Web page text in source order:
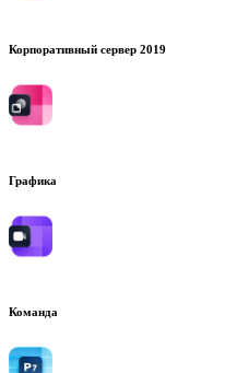
Корпоративный сервер 2019
Графика
Команда